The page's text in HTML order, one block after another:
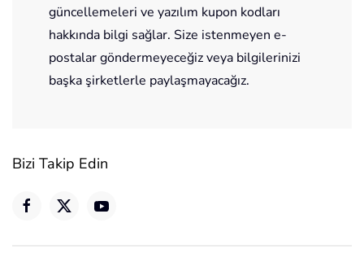
güncellemeleri ve yazılım kupon kodları
hakkında bilgi sağlar. Size istenmeyen e-
postalar göndermeyeceğiz veya bilgilerinizi
başka şirketlerle paylaşmayacağız.
Bizi Takip Edin